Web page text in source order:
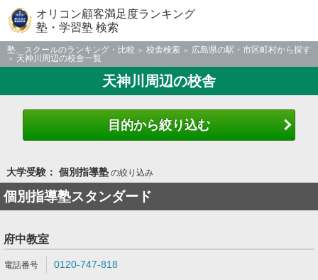
オリコン顧客満足度ランキング
塾・学習塾 検索
塾、スクールのランキング・比較 校舎検索
広島県の駅・市区町村から探す
天神川周辺の校舎一覧
天神川周辺の校舎
目的から絞り込む
大学受験： 個別指導塾の絞り込み
個別指導塾スタンダード
府中教室
0120-747-818